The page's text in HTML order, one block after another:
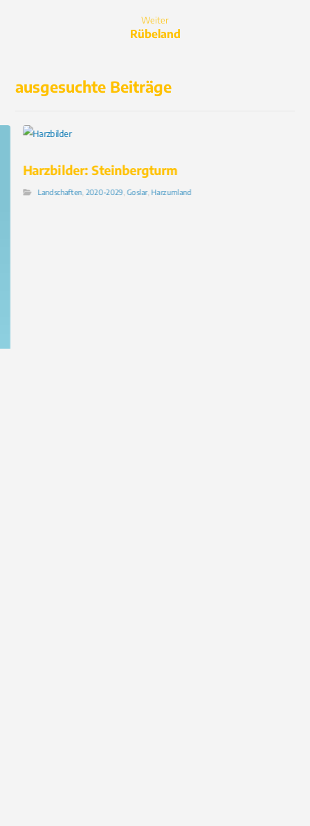
Weiter
Rübeland
ausgesuchte Beiträge
Harzbilder: Steinbergturm
Landschaften,2020-2029,Goslar, Harzumland